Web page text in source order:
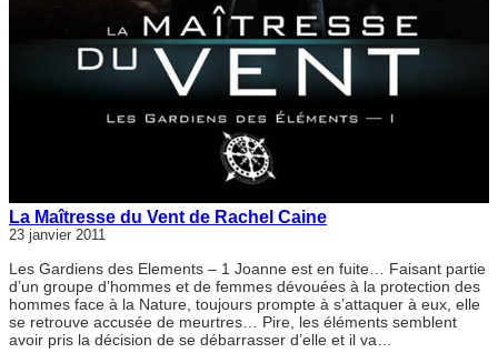
La Maîtresse du Vent de Rachel Caine
23 janvier 2011
Les Gardiens des Elements – 1 Joanne est en fuite… Faisant partie
d’un groupe d’hommes et de femmes dévouées à la protection des
hommes face à la Nature, toujours prompte à s’attaquer à eux, elle
se retrouve accusée de meurtres… Pire, les éléments semblent
avoir pris la décision de se débarrasser d’elle et il va…